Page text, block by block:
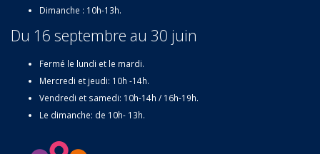
Dimanche : 10h-13h.
Du 16 septembre au 30 juin
Fermé le lundi et le mardi.
Mercredi et jeudi: 10h -14h.
Vendredi et samedi: 10h-14h / 16h-19h.
Le dimanche: de 10h- 13h.